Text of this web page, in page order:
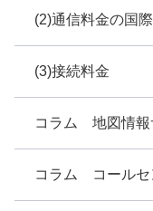
(2)通信料金の国
(3)接続料金
コラム 地図情報
コラム コールセ